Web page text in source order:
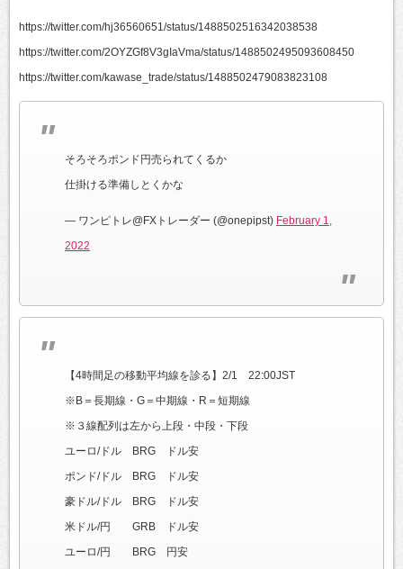
https://twitter.com/hj36560651/status/1488502516342038538
https://twitter.com/2OYZGf8V3gIaVma/status/1488502495093608450
https://twitter.com/kawase_trade/status/1488502479083823108
そろそろポンド円売られてくるか
仕掛ける準備しとくかな
— ワンピトレ@FXトレーダー (@onepipst) February 1,
2022
【4時間足の移動平均線を診る】2/1 22:00JST
※B＝長期線・G＝中期線・R＝短期線
※３線配列は左から上段・中段・下段
ユーロ/ドル BRG ドル安
ポンド/ドル BRG ドル安
豪ドル/ドル BRG ドル安
米ドル/円 GRB ドル安
ユーロ/円 BRG 円安